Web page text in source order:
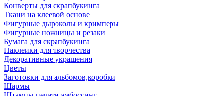
Конверты для скрапбукинга
Ткани на клеевой основе
Фигурные дыроколы и кримперы
Фигурные ножницы и резаки
Бумага для скрапбукинга
Наклейки для творчества
Декоративные украшения
Цветы
Заготовки для альбомов,коробки
Шармы